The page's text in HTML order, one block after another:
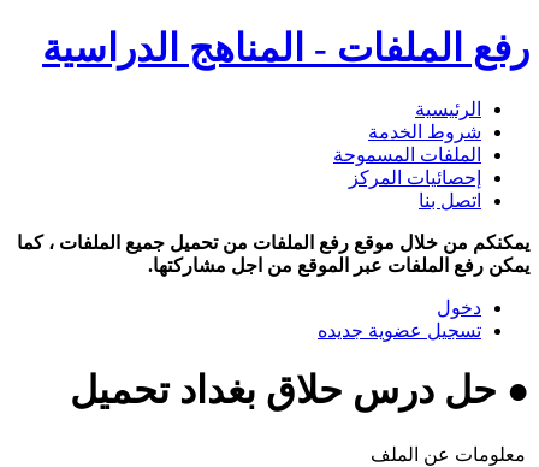
رفع الملفات - المناهج الدراسية
الرئيسية
شروط الخدمة
الملفات المسموحة
إحصائيات المركز
اتصل بنا
يمكنكم من خلال موقع رفع الملفات من تحميل جميع الملفات ، كما
يمكن رفع الملفات عبر الموقع من اجل مشاركتها.
دخول
تسجيل عضوية جديده
● حل درس حلاق بغداد تحميل
معلومات عن الملف